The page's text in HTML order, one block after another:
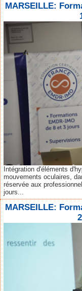
MARSEILLE:
Intégration d'éléments
mouvements oculaires,
réservée aux
jours...
MARSEILLE: